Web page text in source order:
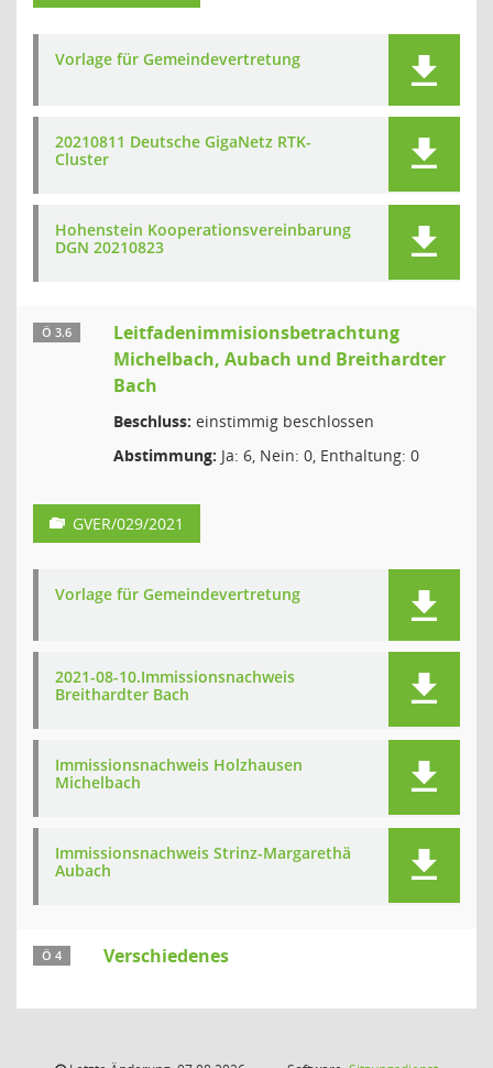
Vorlage für Gemeindevertretung
20210811 Deutsche GigaNetz RTK-
Cluster
Hohenstein Kooperationsvereinbarung
DGN 20210823
Ö 3.6
Leitfadenimmisionsbetrachtung
Michelbach, Aubach und Breithardter
Bach
Beschluss: einstimmig beschlossen
Abstimmung: Ja: 6, Nein: 0, Enthaltung: 0
GVER/029/2021
Vorlage für Gemeindevertretung
2021-08-10.Immissionsnachweis
Breithardter Bach
Immissionsnachweis Holzhausen
Michelbach
Immissionsnachweis Strinz-Margarethä
Aubach
Ö 4 Verschiedenes